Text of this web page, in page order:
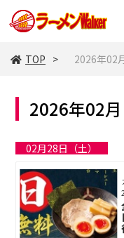
TOP 2026年02
2026年02
02月28日（土）